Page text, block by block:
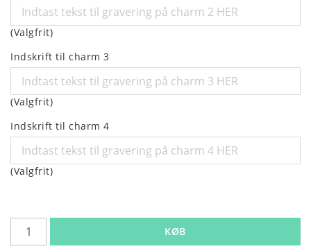
(Valgfrit)
Indskrift til charm 3
(Valgfrit)
Indskrift til charm 4
(Valgfrit)
KØB